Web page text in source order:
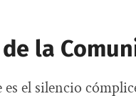
la
el silencio